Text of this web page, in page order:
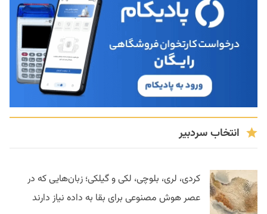
انتخاب سردبیر
کردی، لری، بلوچی، لکی و گیلکی؛ زبان‌هایی که در
عصر هوش مصنوعی برای بقا به داده نیاز دارند